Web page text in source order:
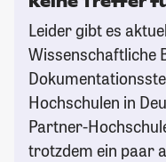
Leider gibt es
Wissenschaftliche
Hochschulen in
Partner-
trotzdem ein paar